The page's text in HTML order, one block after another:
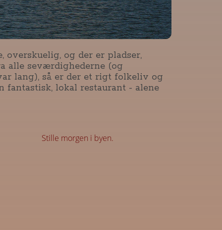
overskuelig, og der er pladser,
alle seværdighederne (og
lang), så er der et rigt folkeliv og
lokal restaurant - alene
Stille morgen i byen.